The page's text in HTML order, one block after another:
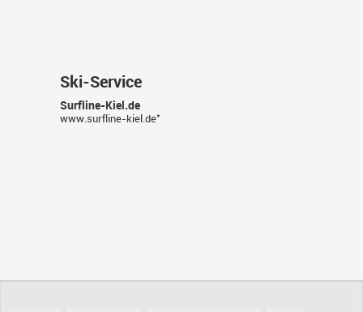
Ski-Service
Surfline-Kiel.de
www.surfline-kiel.de*